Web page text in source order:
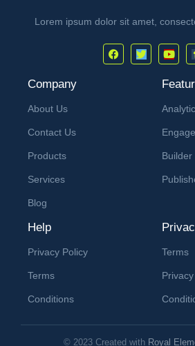
Lorem ipsum dolor sit amet,
Company
About Us
Contact Us
Products
Services
Blog
Builder
Help
Privacy Policy
Terms
Conditions
Terms
© 2023 Created with Royal